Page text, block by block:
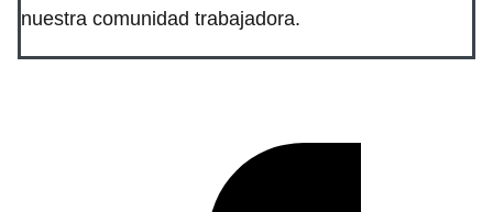
nuestra comunidad trabajadora.